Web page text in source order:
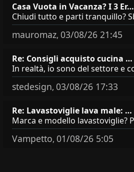
Casa Vuota in Vacanza? I 3 Er…
mauromaz, 03/08/26 21:45
Re: Consigli acquisto cucina …
stedesign, 03/08/26 17:33
Re: Lavastoviglie lava male: …
Vampetto, 01/08/26 5:05